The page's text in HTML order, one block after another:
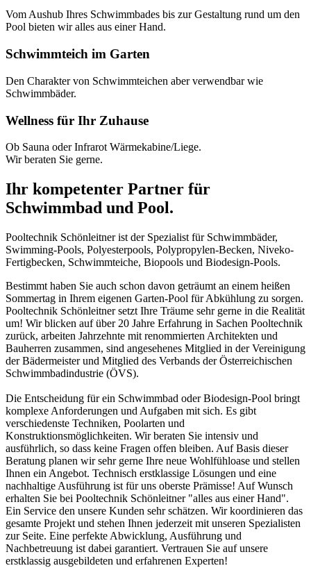
Vom Aushub Ihres Schwimmbades bis zur Gestaltung rund um den
Pool bieten wir alles aus einer Hand.
Schwimmteich im Garten
Den Charakter von Schwimmteichen aber verwendbar wie
Schwimmbäder.
Wellness für Ihr Zuhause
Ob Sauna oder Infrarot Wärmekabine/Liege.
Wir beraten Sie gerne.
Ihr kompetenter Partner für
Schwimmbad und Pool.
Pooltechnik Schönleitner ist der Spezialist für Schwimmbäder,
Swimming-Pools, Polyesterpools, Polypropylen-Becken, Niveko-
Fertigbecken, Schwimmteiche, Biopools und Biodesign-Pools.
Bestimmt haben Sie auch schon davon geträumt an einem heißen
Sommertag in Ihrem eigenen Garten-Pool für Abkühlung zu sorgen.
Pooltechnik Schönleitner setzt Ihre Träume sehr gerne in die Realität
um! Wir blicken auf über 20 Jahre Erfahrung in Sachen Pooltechnik
zurück, arbeiten Jahrzehnte mit renommierten Architekten und
Bauherren zusammen, sind angesehenes Mitglied in der Vereinigung
der Bädermeister und Mitglied des Verbands der Österreichischen
Schwimmbadindustrie (ÖVS).
Die Entscheidung für ein Schwimmbad oder Biodesign-Pool bringt
komplexe Anforderungen und Aufgaben mit sich. Es gibt
verschiedenste Techniken, Poolarten und
Konstruktionsmöglichkeiten. Wir beraten Sie intensiv und
ausführlich, so dass keine Fragen offen bleiben. Auf Basis dieser
Beratung planen wir sehr gerne Ihre neue Wohlfühloase und stellen
Ihnen ein Angebot. Technisch erstklassige Lösungen und eine
nachhaltige Ausführung ist für uns oberste Prämisse! Auf Wunsch
erhalten Sie bei Pooltechnik Schönleitner "alles aus einer Hand".
Ein Service den unsere Kunden sehr schätzen. Wir koordinieren das
gesamte Projekt und stehen Ihnen jederzeit mit unseren Spezialisten
zur Seite. Eine perfekte Abwicklung, Ausführung und
Nachbetreuung ist dabei garantiert. Vertrauen Sie auf unsere
erstklassig ausgebildeten und erfahrenen Experten!